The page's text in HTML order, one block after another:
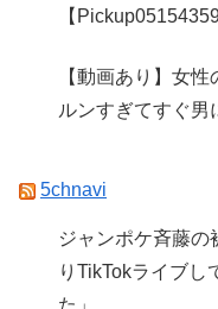
【Pickup05154359
【動画あり】女
ルンすぎてすぐ男
5chnavi
ジャンポケ斉藤の
りTikTokライブし